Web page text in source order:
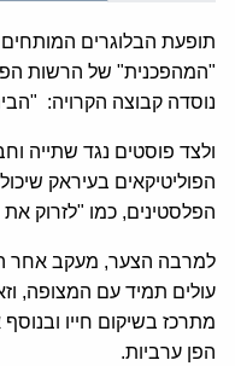
תופעת הבלוגרים
"המהפכנית" של הרשות
נוסדה קבוצה הקרויה:
ולצד פוסטים נגד שתייה
הפוליטיקאים בעיראק
הפלסטינים, כמו "לזרוק
למרבה הצער, מעקב אחר
עולים תמיד עם המצופה,
מתרכז בשיקום חייו
הפן ערביות.